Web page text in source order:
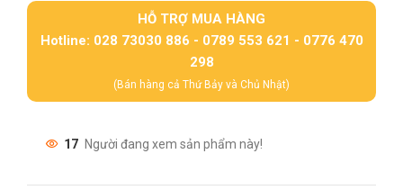
HỖ TRỢ MUA HÀNG
Hotline: 028 73030 886 - 0789 553 621 - 0776 470
298
(Bán hàng cả Thứ Bảy và Chủ Nhật)
17 Người đang xem sản phẩm này!